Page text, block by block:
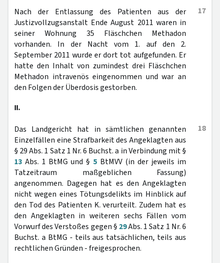
17
Nach der Entlassung des Patienten aus der
Justizvollzugsanstalt Ende August 2011 waren in
seiner Wohnung 35 Fläschchen Methadon
vorhanden. In der Nacht vom 1. auf den 2.
September 2011 wurde er dort tot aufgefunden. Er
hatte den Inhalt von zumindest drei Fläschchen
Methadon intravenös eingenommen und war an
den Folgen der Überdosis gestorben.
II.
18
Das Landgericht hat in sämtlichen genannten
Einzelfällen eine Strafbarkeit des Angeklagten aus
§ 29 Abs. 1 Satz 1 Nr. 6 Buchst. a in Verbindung mit §
13 Abs. 1 BtMG und § 5BtMVV (in der jeweils im
Tatzeitraum maßgeblichen Fassung)
angenommen. Dagegen hat es den Angeklagten
nicht wegen eines Tötungsdelikts im Hinblick auf
den Tod des Patienten K. verurteilt. Zudem hat es
den Angeklagten in weiteren sechs Fällen vom
Vorwurf des Verstoßes gegen § 29Abs. 1 Satz 1 Nr. 6
Buchst. a BtMG - teils aus tatsächlichen, teils aus
rechtlichen Gründen - freigesprochen.